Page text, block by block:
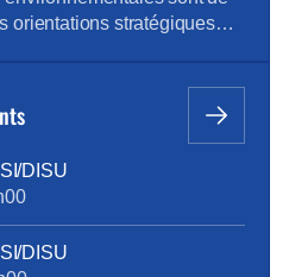
orientations stratégiques
du programme
« c’est une priorité
DISU
DISU